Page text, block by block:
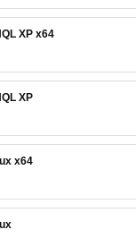
XP x64
XP
x64